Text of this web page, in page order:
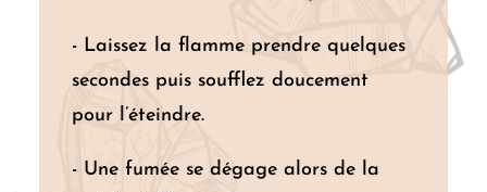
- Laissez la flamme prendre quelques
secondes puis soufflez doucement
pour l’éteindre.
- Une fumée se dégage alors de la